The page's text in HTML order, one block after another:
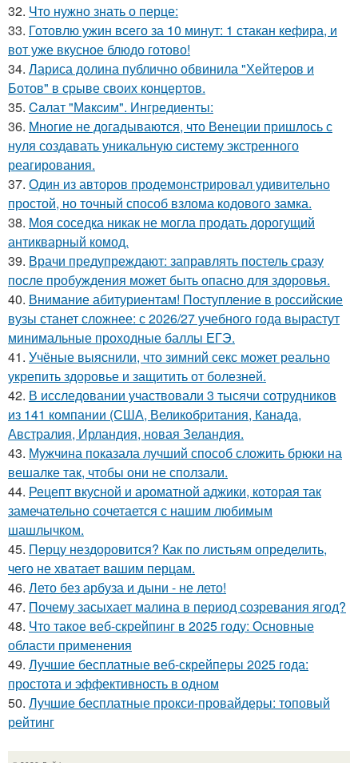
32. Что нужно знать о перце:
33. Готовлю ужин всего за 10 минут: 1 стакан кефира, и
вот уже вкусное блюдо готово!
34. Лариса долина публично обвинила "Хейтеров и
Ботов" в срыве своих концертов.
35. Caлат "Мaкcим". Ингредиенты:
36. Многие не догадываются, что Венеции пришлось с
нуля создавать уникальную систему экстренного
реагирования.
37. Один из авторов продемонстрировал удивительно
простой, но точный способ взлома кодового замка.
38. Моя соседка никак не могла продать дорогущий
антикварный комод.
39. Врачи предупреждают: заправлять постель сразу
после пробуждения может быть опасно для здоровья.
40. Внимание абитуриентам! Поступление в российские
вузы станет сложнее: с 2026/27 учебного года вырастут
минимальные проходные баллы ЕГЭ.
41. Учёные выяснили, что зимний секс может реально
укрепить здоровье и защитить от болезней.
42. В исследовании участвовали 3 тысячи сотрудников
из 141 компании (США, Великобритания, Канада,
Австралия, Ирландия, новая Зеландия.
43. Мужчина показала лучший способ сложить брюки на
вешалке так, чтобы они не сползали.
44. Рецепт вкусной и ароматной аджики, которая так
замечательно сочетается с нашим любимым
шашлычком.
45. Перцу нездоровится? Как по листьям определить,
чего не хватает вашим перцам.
46. Лето без арбуза и дыни - не лето!
47. Почему засыхает малина в период созревания ягод?
48. Что такое веб-скрейпинг в 2025 году: Основные
области применения
49. Лучшие бесплатные веб-скрейперы 2025 года:
простота и эффективность в одном
50. Лучшие бесплатные прокси-провайдеры: топовый
рейтинг